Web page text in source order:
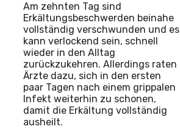
Am zehnten Tag sind
Erkältungsbeschwerden beinahe
vollständig verschwunden und es
kann verlockend sein, schnell
wieder in den Alltag
zurückzukehren. Allerdings raten
Ärzte dazu, sich in den ersten
paar Tagen nach einem grippalen
Infekt weiterhin zu schonen,
damit die Erkältung vollständig
ausheilt.